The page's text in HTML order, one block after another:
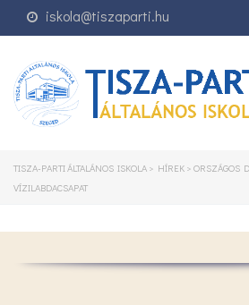
iskola@tiszaparti.hu
TISZA-PARTI ÁLTALÁNOS ISKOLA > HÍREK > ORSZÁGOS
VÍZILABDACSAPAT